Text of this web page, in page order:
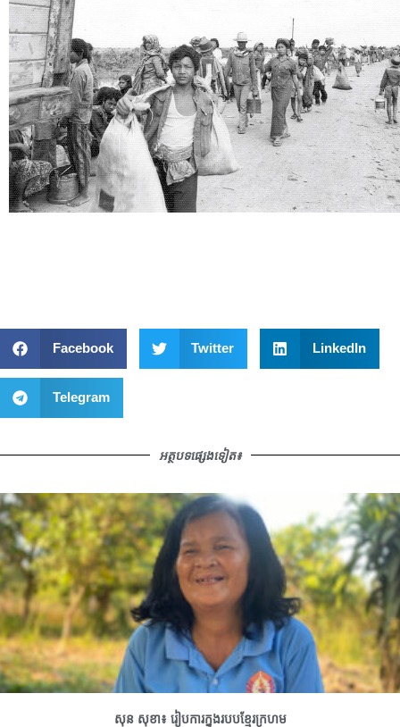
Facebook Twitter LinkedIn
Telegram
អត្ថបទផ្សេងទៀត៖
សុន សុខា៖ រៀបការក្នុងរបបខ្មែរក្រហម